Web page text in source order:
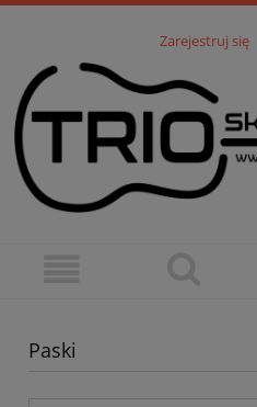
Zarejestruj się
Paski